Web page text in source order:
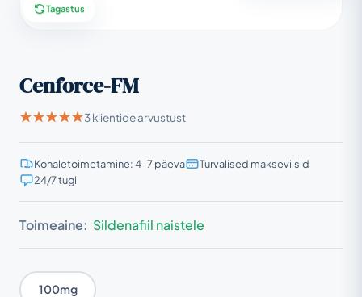
Tagastus
Cenforce-FM
3 klientide arvustust
Kohaletoimetamine: 4–7 päeva
Turvalised makseviisid
24/7 tugi
Toimeaine: Sildenafiil naistele
100mg